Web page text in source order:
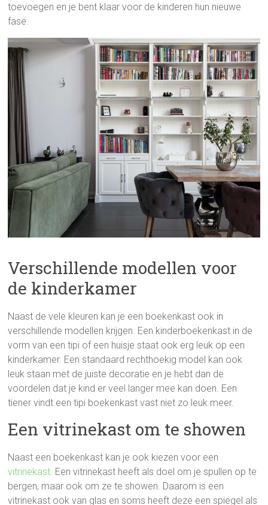
toevoegen en je bent klaar voor de kinderen hun nieuwe
fase.
Verschillende modellen voor
de kinderkamer
Naast de vele kleuren kan je een boekenkast ook in
verschillende modellen krijgen. Een kinderboekenkast in de
vorm van een tipi of een huisje staat ook erg leuk op een
kinderkamer. Een standaard rechthoekig model kan ook
leuk staan met de juiste decoratie en je hebt dan de
voordelen dat je kind er veel langer mee kan doen. Een
tiener vindt een tipi boekenkast vast niet zo leuk meer.
Een vitrinekast om te showen
Naast een boekenkast kan je ook kiezen voor een
vitrinekast. Een vitrinekast heeft als doel om je spullen op te
bergen, maar ook om ze te showen. Daarom is een
vitrinekast ook van glas en soms heeft deze een spiegel als